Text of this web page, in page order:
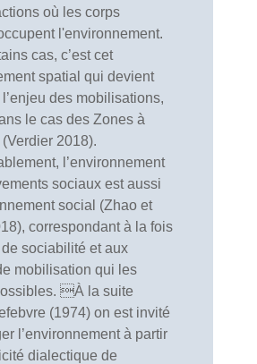
où les corps
l'environnement.
cas, c’est cet
spatial qui devient
l’enjeu des mobilisations,
le cas des Zones à
2018).
l’environnement
sociaux est aussi
social (Zhao et
correspondant à la fois
sociabilité et aux
mobilisation qui les
À la suite
(1974) on est invité
l’environnement à partir
dialectique de